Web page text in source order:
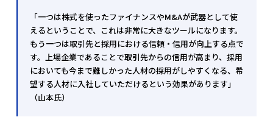
「一つは株式を使ったファイナンスやM&Aが武器として使
えるということで、これは非常に大きなツールになります。
もう一つは取引先と採用における信頼・信用が向上する点で
す。上場企業であることで取引先からの信用が高まり、採用
においても今まで難しかった人材の採用がしやすくなる、希
望する人材に入社していただけるという効果があります」
（山本氏）